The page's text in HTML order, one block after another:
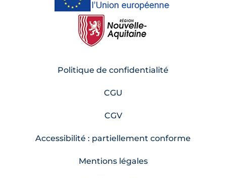
Politique de confidentialité
CGU
CGV
Accessibilité : partiellement conforme
Mentions légales